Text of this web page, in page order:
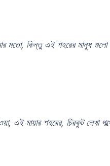
মতো, কিন্তু এই শহরের মানুষ
এই মায়ার শহরের, চিরকুট লেখা